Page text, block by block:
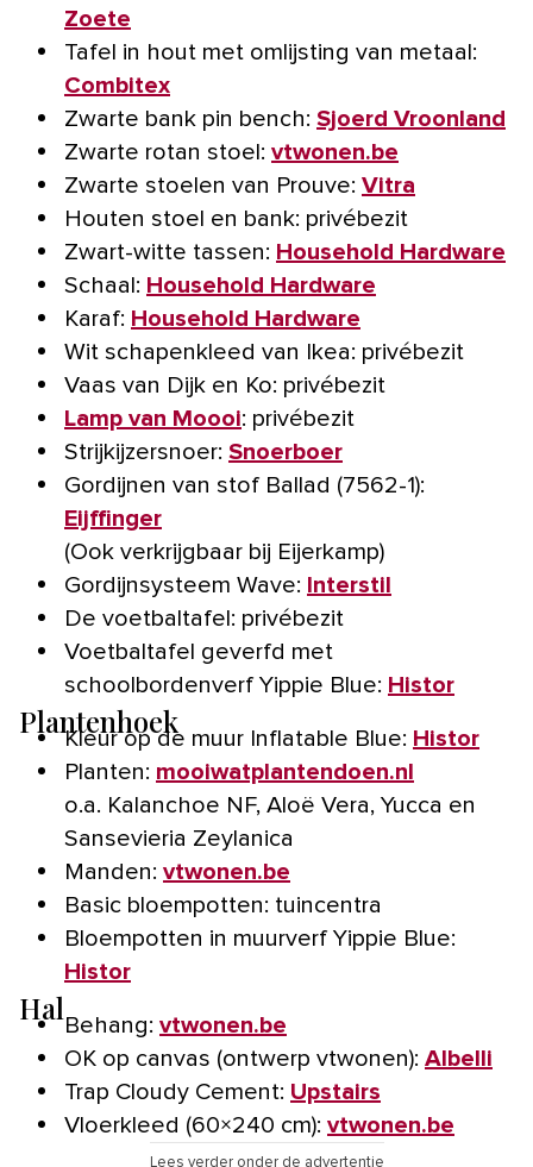
Zoete
Tafel in hout met omlijsting van metaal:
Combitex
Zwarte bank pin bench: Sjoerd Vroonland
Zwarte rotan stoel: vtwonen.be
Zwarte stoelen van Prouve: Vitra
Houten stoel en bank: privébezit
Zwart-witte tassen: Household Hardware
Schaal: Household Hardware
Karaf: Household Hardware
Wit schapenkleed van Ikea: privébezit
Vaas van Dijk en Ko: privébezit
Lamp van Moooi: privébezit
Strijkijzersnoer: Snoerboer
Gordijnen van stof Ballad (7562-1):
Eijffinger
(Ook verkrijgbaar bij Eijerkamp)
Gordijnsysteem Wave: Interstil
De voetbaltafel: privébezit
Voetbaltafel geverfd met
schoolbordenverf Yippie Blue: Histor
Plantenhoek
Kleur op de muur Inflatable Blue: Histor
Planten: mooiwatplantendoen.nl
o.a. Kalanchoe NF, Aloë Vera, Yucca en
Sansevieria Zeylanica
Manden: vtwonen.be
Basic bloempotten: tuincentra
Bloempotten in muurverf Yippie Blue:
Histor
Hal Behang: vtwonen.be
OK op canvas (ontwerp vtwonen): Albelli
Trap Cloudy Cement: Upstairs
Vloerkleed (60×240 cm): vtwonen.be
Lees verder onder de advertentie